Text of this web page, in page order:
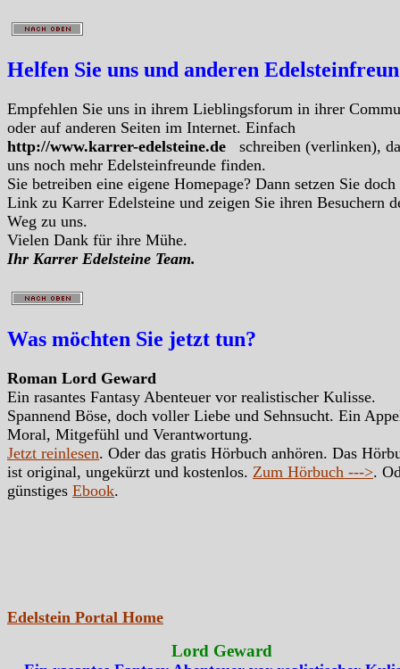
Helfen Sie uns und anderen
Empfehlen Sie uns in ihrem Lieblingsforum in ihrer
oder auf anderen Seiten im Internet. Einfach
http://www.karrer-edelsteine.de
schreiben (verlinken),
uns noch mehr Edelsteinfreunde finden.
Sie betreiben eine eigene Homepage? Dann setzen Sie doch
Link zu Karrer Edelsteine und zeigen Sie ihren Besuchern
Weg zu uns.
Vielen Dank für ihre Mühe.
Ihr Karrer Edelsteine Team.
Was möchten Sie jetzt tun?
Roman Lord Geward
Ein rasantes Fantasy Abenteuer vor realistischer Kulisse.
Spannend Böse, doch voller Liebe und Sehnsucht. Ein
Moral, Mitgefühl und Verantwortung.
Jetzt reinlesen. Oder das gratis Hörbuch anhören. Das
ist original, ungekürzt und kostenlos. Zum Hörbuch --->.
günstiges Ebook.
Edelstein Portal Home
Lord Geward